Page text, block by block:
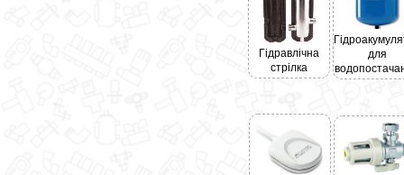
Гідравлічна
стрілка
для